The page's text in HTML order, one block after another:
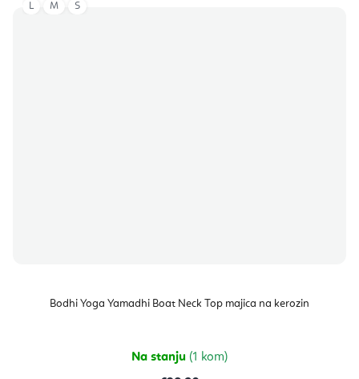
Bodhi Yoga Yamadhi Boat Neck Top majica na kerozin
Na stanju (1 kom)
L M S